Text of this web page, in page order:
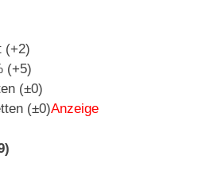
(+2)
(+5)
(±0)
(±0)Anzeige